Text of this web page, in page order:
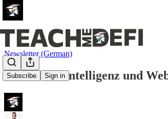
Subscribe Sign in
Newsletter (German)
Künstliche Intelligenz und